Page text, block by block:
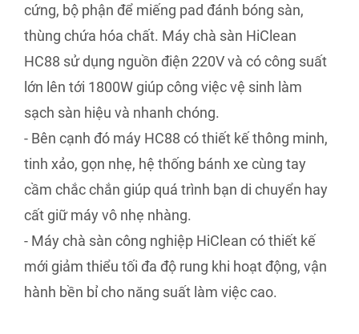
cứng, bộ phận để miếng pad đánh bóng sàn,
thùng chứa hóa chất. Máy chà sàn HiClean
HC88 sử dụng nguồn điện 220V và có công suất
lớn lên tới 1800W giúp công việc vệ sinh làm
sạch sàn hiệu và nhanh chóng.
- Bên cạnh đó máy HC88 có thiết kế thông minh,
tinh xảo, gọn nhẹ, hệ thống bánh xe cùng tay
cầm chắc chắn giúp quá trình bạn di chuyển hay
cất giữ máy vô nhẹ nhàng.
- Máy chà sàn công nghiệp HiClean có thiết kế
mới giảm thiểu tối đa độ rung khi hoạt động, vận
hành bền bỉ cho năng suất làm việc cao.